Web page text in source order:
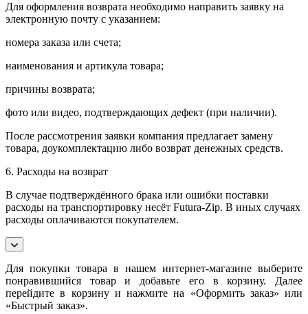
Для оформления возврата необходимо направить заявку на
электронную почту с указанием:
номера заказа или счета;
наименования и артикула товара;
причины возврата;
фото или видео, подтверждающих дефект (при наличии).
После рассмотрения заявки компания предлагает замену
товара, доукомплектацию либо возврат денежных средств.
6. Расходы на возврат
В случае подтверждённого брака или ошибки поставки
расходы на транспортировку несёт Futura-Zip. В иных случаях
расходы оплачиваются покупателем.
Для покупки товара в нашем интернет-магазине выберите
понравившийся товар и добавьте его в корзину. Далее
перейдите в корзину и нажмите на «Оформить заказ» или
«Быстрый заказ».